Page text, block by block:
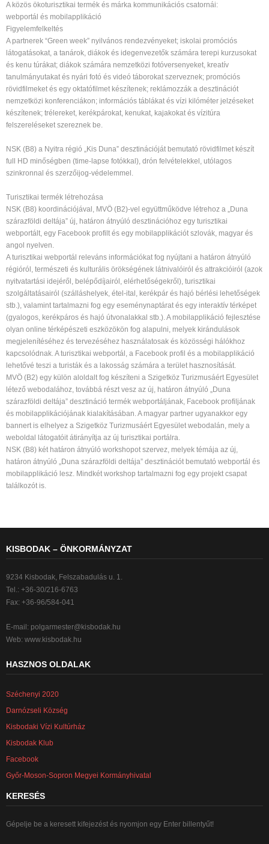
A közös ökoturisztikai termék és márka kommunikációs csatornái:
webportál és mobilapplikáció
Figyelemfelkeltés
A partnerek “Green week” nyilvános rendezvényeket; iskolai promóciós
látogatásokat, a tanárok, diákok és idegenvezetők számára terepi kurzusokat
és kenu túrákat; diákok számára nemzetközi fotóversenyeket, kreatív
tanulmányutakat és nyári fotó és videó táborokat szerveznek; promóciós
rövidfilmeket és egy oktatófilmet készítenek; reklámozzák a desztinációt
nemzetközi konferenciákon; információs táblákat és vízi kilóméter jelzéseket
készítenek; trélereket, kerékpárokat, kenukat, kajakokat és vízitúra
felszereléseket szereznek be.
NSK (B8) a Nyitra régió „Kis Duna” desztinációját bemutató rövidfilmet készít
full HD minőségben (time-lapse fotókkal), drón felvételekkel, utólagos
szinkronnal és szerzőijog-védelemmel.
Turisztikai termék létrehozása
NSK (B8) koordinációjával, MVÖ (B2)-vel együttműködve létrehoz a „Duna
szárazföldi deltája” új, határon átnyúló desztinációhoz egy turisztikai
webportált, egy Facebook profilt és egy mobilapplikációt szlovák, magyar és
angol nyelven.
A turisztikai webportál releváns információkat fog nyújtani a határon átnyúló
régióról, természeti és kulturális örökségének látnivalóiról és attrakcióiról (azok
nyitvatartási idejéről, belépődíjairól, elérhetőségekről), turisztikai
szolgáltatásairól (szálláshelyek, étel-ital, kerékpár és hajó bérlési lehetőségek
stb.), valamint tartalmazni fog egy eseménynaptárat és egy interaktív térképet
(gyalogos, kerékpáros és hajó útvonalakkal stb.). A mobilapplikáció fejlesztése
olyan online térképészeti eszközökön fog alapulni, melyek kirándulások
megjelenítéséhez és tervezéséhez használatosak és közösségi hálókhoz
kapcsolódnak. A turisztikai webportál, a Facebook profil és a mobilapplikáció
lehetővé teszi a turisták és a lakosság számára a terület hasznosítását.
MVÖ (B2) egy külön aloldalt fog készíteni a Szigetköz Turizmusáért Egyesület
létező webodalához, továbbá részt vesz az új, határon átnyúló „Duna
szárazföldi deltája” desztináció termék webportáljának, Facebook profiljának
és mobilapplikációjának kialakításában. A magyar partner ugyanakkor egy
bannert is elhelyez a Szigetköz Turizmusáért Egyesület webodalán, mely a
weboldal látogatóit átirányítja az új turisztikai portálra.
NSK (B8) két határon átnyúló workshopot szervez, melyek témája az új,
határon átnyúló „Duna szárazföldi deltája” desztinációt bemutató webportál és
mobilapplikáció lesz. Mindkét workshop tartalmazni fog egy projekt csapat
találkozót is.
KISBODAK – ÖNKORMÁNYZAT
9234 Kisbodak, Felszabadulás u. 1.
Tel.: +36-30/216-6763
Fax: +36-96/584-041
E-mail: polgarmester@kisbodak.hu
Web: www.kisbodak.hu
HASZNOS OLDALAK
Széchenyi 2020
Darnózseli Község
Kisbodaki Vízi Kultúrház
Kisbodak Klub
Facebook
Győr-Moson-Sopron Megyei Kormányhivatal
KERESÉS
Gépelje be a keresett kifejezést és nyomjon egy Enter billentyűt!